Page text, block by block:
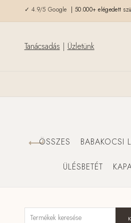
✓ 4.9/5 Google | 50.000+ elégedett
Tanácsadás | Üzletünk
ÖSSZES BABAKOCSI
ÜLÉSBETÉT